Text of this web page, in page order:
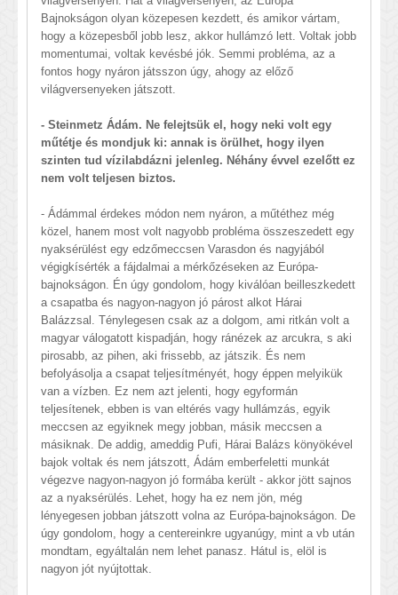
Bajnokságon olyan közepesen kezdett, és amikor vártam,
hogy a közepesből jobb lesz, akkor hullámzó lett. Voltak jobb
momentumai, voltak kevésbé jók. Semmi probléma, az a
fontos hogy nyáron játsszon úgy, ahogy az előző
világversenyeken játszott.
- Steinmetz Ádám. Ne felejtsük el, hogy neki volt egy
műtétje és mondjuk ki: annak is örülhet, hogy ilyen
szinten tud vízilabdázni jelenleg. Néhány évvel ezelőtt ez
nem volt teljesen biztos.
- Ádámmal érdekes módon nem nyáron, a műtéthez még
közel, hanem most volt nagyobb probléma összeszedett egy
nyaksérülést egy edzőmeccsen Varasdon és nagyjából
végigkísérték a fájdalmai a mérkőzéseken az Európa-
bajnokságon. Én úgy gondolom, hogy kiválóan beilleszkedett
a csapatba és nagyon-nagyon jó párost alkot Hárai
Balázzsal. Ténylegesen csak az a dolgom, ami ritkán volt a
magyar válogatott kispadján, hogy ránézek az arcukra, s aki
pirosabb, az pihen, aki frissebb, az játszik. És nem
befolyásolja a csapat teljesítményét, hogy éppen melyikük
van a vízben. Ez nem azt jelenti, hogy egyformán
teljesítenek, ebben is van eltérés vagy hullámzás, egyik
meccsen az egyiknek megy jobban, másik meccsen a
másiknak. De addig, ameddig Pufi, Hárai Balázs könyökével
bajok voltak és nem játszott, Ádám emberfeletti munkát
végezve nagyon-nagyon jó formába került - akkor jött sajnos
az a nyaksérülés. Lehet, hogy ha ez nem jön, még
lényegesen jobban játszott volna az Európa-bajnokságon. De
úgy gondolom, hogy a centereinkre ugyanúgy, mint a vb után
mondtam, egyáltalán nem lehet panasz. Hátul is, elöl is
nagyon jót nyújtottak.